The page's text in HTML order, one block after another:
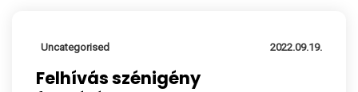
Uncategorised 2022.09.19.
Felhívás szénigény